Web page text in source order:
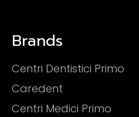
Brands
Centri Dentistici Primo
Caredent
Centri Medici Primo